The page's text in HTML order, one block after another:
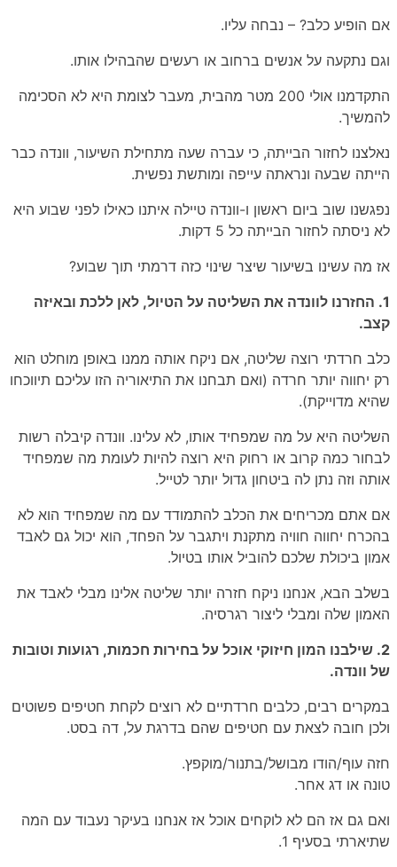
אם הופיע כלב? – נבחה עליו.
וגם נתקעה על אנשים ברחוב או רעשים שהבהילו אותו.
התקדמנו אולי 200 מטר מהבית
, מעבר לצומת היא לא הסכימה
להמשיך.
נאלצנו לחזור הבייתה, כי עברה שעה מתחילת השיעור, וונדה כבר
הייתה שבעה ונראתה עייפה ומותשת נפשית.
נפגשנו שוב ביום ראשון ו-וונדה טיילה איתנו כאילו לפני שבוע היא
לא ניסתה לחזור הבייתה כל 5 דקות.
אז מה עשינו בשיעור שיצר שינוי כזה דרמתי תוך שבוע?
1. החזרנו לוונדה את השליטה על הטיול, לאן ללכת ובאיזה
קצב.
כלב חרדתי רוצה שליטה, אם ניקח אותה ממנו באופן מוחלט הוא
רק יחווה יותר חרדה (ואם תבחנו את התיאוריה הזו עליכם תיווכחו
שהיא מדוייקת).
השליטה היא על מה שמפחיד אותו, לא עלינו. וונדה קיבלה רשות
לבחור כמה קרוב או רחוק היא רוצה להיות לעומת מה שמפחיד
אותה וזה נתן לה ביטחון גדול יותר לטייל.
אם אתם מכריחים את הכלב להתמודד עם מה שמפחיד הוא לא
בהכרח יחווה חוויה מתקנת ויתגבר על הפחד, הוא יכול גם לאבד
אמון ביכולת שלכם להוביל אותו בטיול.
בשלב הבא, אנחנו ניקח חזרה יותר שליטה אלינו מבלי לאבד את
האמון שלה ומבלי ליצור רגרסיה.
2. שילבנו המון חיזוקי אוכל על בחירות חכמות, רגועות וטובות
של וונדה.
במקרים רבים, כלבים חרדתיים לא רוצים לקחת חטיפים פשוטים
ולכן חובה לצאת עם חטיפים שהם בדרגת על, דה בסט.
חזה עוף/הודו מבושל/בתנור/מוקפץ.
טונה או דג אחר.
ואם גם אז הם לא לוקחים אוכל אז אנחנו בעיקר נעבוד עם המה
שתיארתי בסעיף 1.